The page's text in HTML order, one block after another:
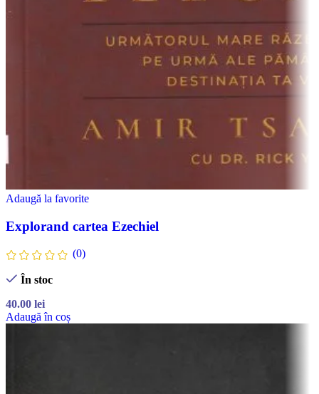
Adaugă la favorite
Explorand cartea Ezechiel
(0)
În stoc
40.00 lei
Adaugă în coș